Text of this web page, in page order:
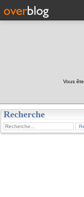
Vous
Recherche